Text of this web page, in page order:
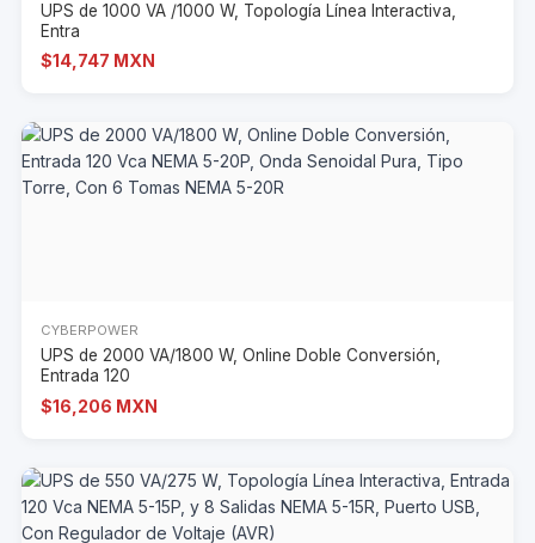
UPS de 1000 VA /1000 W, Topología Línea Interactiva,
Entra
$14,747 MXN
CYBERPOWER
UPS de 2000 VA/1800 W, Online Doble Conversión,
Entrada 120
$16,206 MXN